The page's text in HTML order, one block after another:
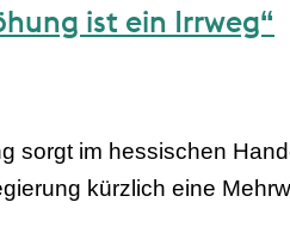
ist ein Irrweg“
sorgt im hessischen
kürzlich eine